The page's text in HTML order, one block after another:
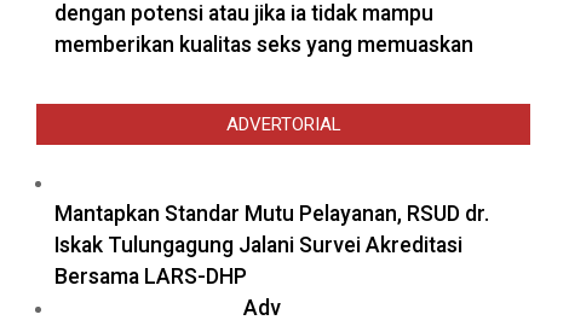
dengan potensi atau jika ia tidak mampu
memberikan kualitas seks yang memuaskan
ADVERTORIAL
Mantapkan Standar Mutu Pelayanan, RSUD dr.
Iskak Tulungagung Jalani Survei Akreditasi
Bersama LARS-DHP
Adv